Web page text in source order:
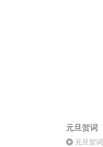
元旦贺词
元旦贺词